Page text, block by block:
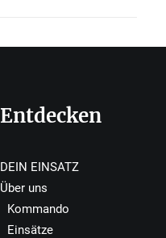
Entdecken
DEIN EINSATZ
Über uns
Kommando
Einsätze